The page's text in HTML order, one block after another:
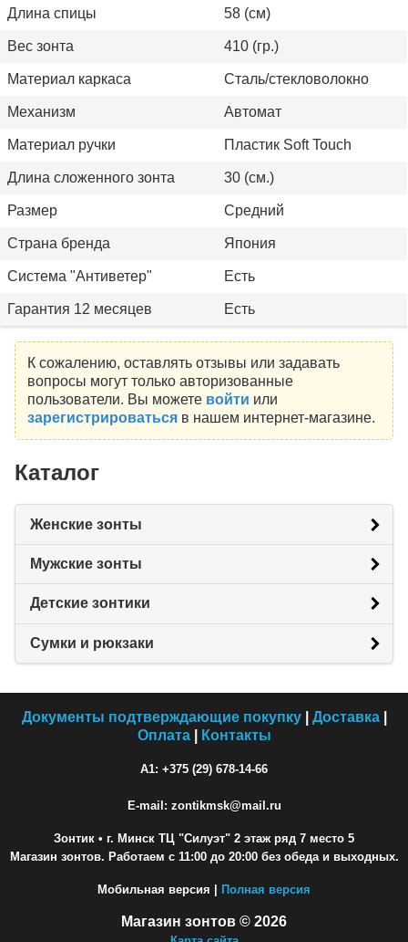
Длина спицы 58 (см)
Вес зонта 410 (гр.)
Материал каркаса Сталь/стекловолокно
Механизм Автомат
Материал ручки Пластик Soft Touch
Длина сложенного зонта 30 (см.)
Размер Средний
Страна бренда Япония
Система "Антиветер" Есть
Гарантия 12 месяцев Есть
К сожалению, оставлять отзывы или задавать
вопросы могут только авторизованные
пользователи. Вы можете войти или
зарегистрироватьсяв нашем интернет-магазине.
Каталог
Женские зонты
Мужские зонты
Детские зонтики
Сумки и рюкзаки
Документы подтверждающие покупку| Доставка|
Оплата| Контакты
A1: +375 (29) 678-14-66
E-mail: zontikmsk@mail.ru
Зонтик • г. Минск ТЦ "Силуэт" 2 этаж ряд 7 место 5
Магазин зонтов. Работаем с 11:00 до 20:00 без обеда и выходных.
Мобильная версия | Полная версия
Магазин зонтов © 2026